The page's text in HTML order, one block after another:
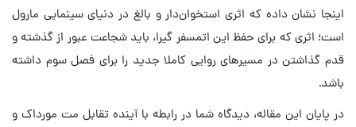
اینجا نشان داده که اثری استخوان‌دار و بالغ در دنیای سینمایی مارول
است؛ اثری که برای حفظ این اتمسفر گیرا، باید شجاعت عبور از گذشته و
قدم گذاشتن در مسیرهای روایی کاملا جدید را برای فصل سوم داشته
باشد.
در پایان این مقاله، دیدگاه شما در رابطه با آینده تقابل مت مورداک و